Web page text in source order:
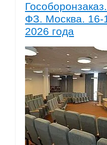
ФЗ. Москва. 16-
2026 года